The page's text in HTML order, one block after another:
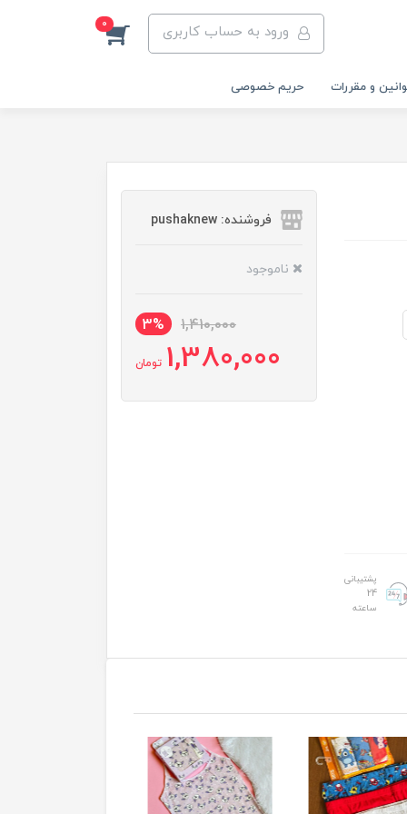
ورود به حساب کاربری 0
و مقررات حریم خصوصی
پشتیبانی
24
ساعته
فروشنده: pushaknew
ناموجود
1,410,000
3%
1,380,000 تومان